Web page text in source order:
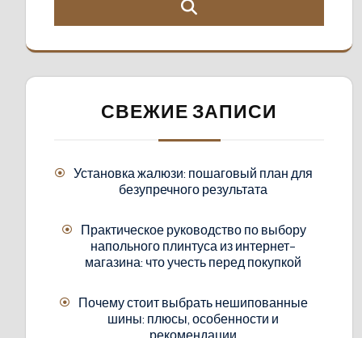
СВЕЖИЕ ЗАПИСИ
Установка жалюзи: пошаговый план для
безупречного результата
Практическое руководство по выбору
напольного плинтуса из интернет-
магазина: что учесть перед покупкой
Почему стоит выбрать нешипованные
шины: плюсы, особенности и
рекомендации